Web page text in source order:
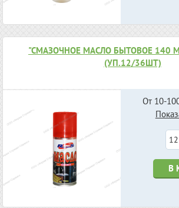
"СМАЗОЧНОЕ МАСЛО БЫТОВОЕ 140
(УП.12/36ШТ)
От 10-
В